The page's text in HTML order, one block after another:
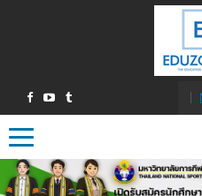
Toggle navigation